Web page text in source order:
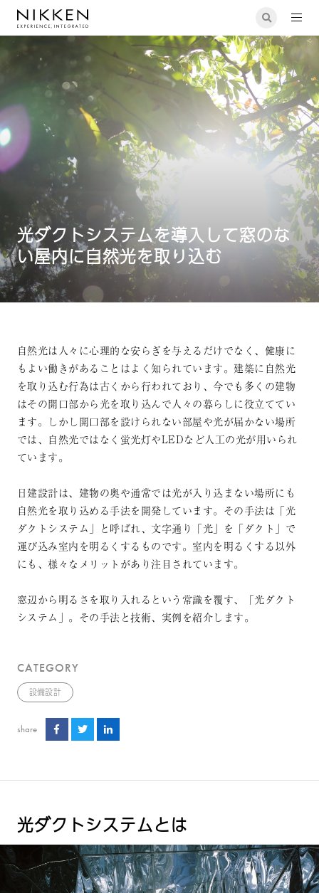
設備設計
光ダクトシステムを導入して窓のない屋内に自然光を取り込む
光ダクトシステムを導入して窓のな
い屋内に自然光を取り込む
自然光は人々に心理的な安らぎを与えるだけでなく、健康に
もよい働きがあることはよく知られています。建築に自然光
を取り込む行為は古くから行われており、今でも多くの建物
はその開口部から光を取り込んで人々の暮らしに役立ててい
ます。しかし開口部を設けられない部屋や光が届かない場所
では、自然光ではなく蛍光灯やLEDなど人工の光が用いられ
ています。
日建設計は、建物の奥や通常では光が入り込まない場所にも
自然光を取り込める手法を開発しています。その手法は「光
ダクトシステム」と呼ばれ、文字通り「光」を「ダクト」で
運び込み室内を明るくするものです。室内を明るくする以外
にも、様々なメリットがあり注目されています。
窓辺から明るさを取り入れるという常識を覆す、「光ダクト
システム」。その手法と技術、実例を紹介します。
CATEGORY
設備設計
share
光ダクトシステムとは